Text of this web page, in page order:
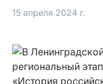
15 апреля 2024 г.